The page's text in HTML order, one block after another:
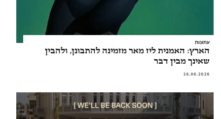
עתונות
הארץ: האמנית ליז מאר מזמינה להתבונן, ולהבין
שאינך מבין דבר
16.06.2026